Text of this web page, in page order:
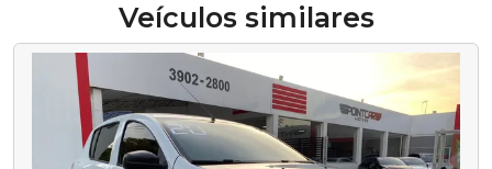
Veículos similares